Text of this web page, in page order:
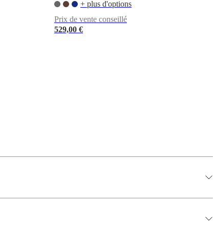
+ plus d'options
Prix de vente conseillé
529,00 €